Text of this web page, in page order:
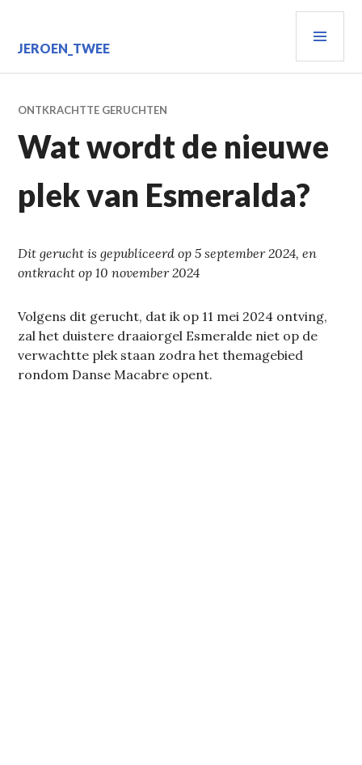
inhoud
JEROEN_TWEE
ONTKRACHTTE GERUCHTEN
Wat wordt de nieuwe
plek van Esmeralda?
Dit gerucht is gepubliceerd op 5 september 2024, en
ontkracht op 10 november 2024
Volgens dit gerucht, dat ik op 11 mei 2024 ontving,
zal het duistere draaiorgel Esmeralde niet op de
verwachtte plek staan zodra het themagebied
rondom Danse Macabre opent.